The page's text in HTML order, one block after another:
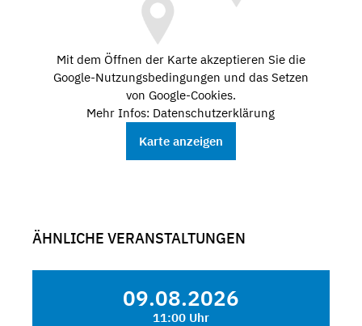
Mit dem Öffnen der Karte akzeptieren Sie die
Google-Nutzungsbedingungen und das Setzen
von Google-Cookies.
Mehr Infos: Datenschutzerklärung
Karte anzeigen
ÄHNLICHE VERANSTALTUNGEN
09.08.2026
11:00 Uhr